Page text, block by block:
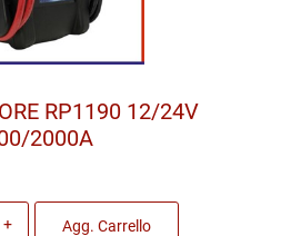
RP1190 12/24V
2000A
Agg. Carrello